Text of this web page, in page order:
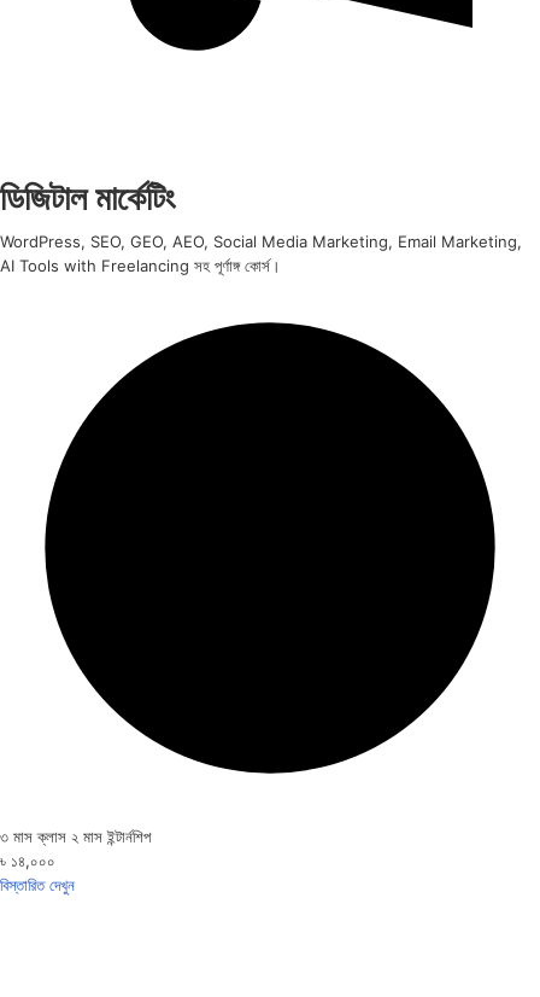
ডিজিটাল মার্কেটিং
WordPress, SEO, GEO, AEO, Social Media Marketing, Email Marketing,
AI Tools with Freelancing সহ পূর্ণাঙ্গ কোর্স।
৩ মাস ক্লাস ২ মাস ইন্টার্নশিপ
৳ ১৪,০০০
বিস্তারিত দেখুন